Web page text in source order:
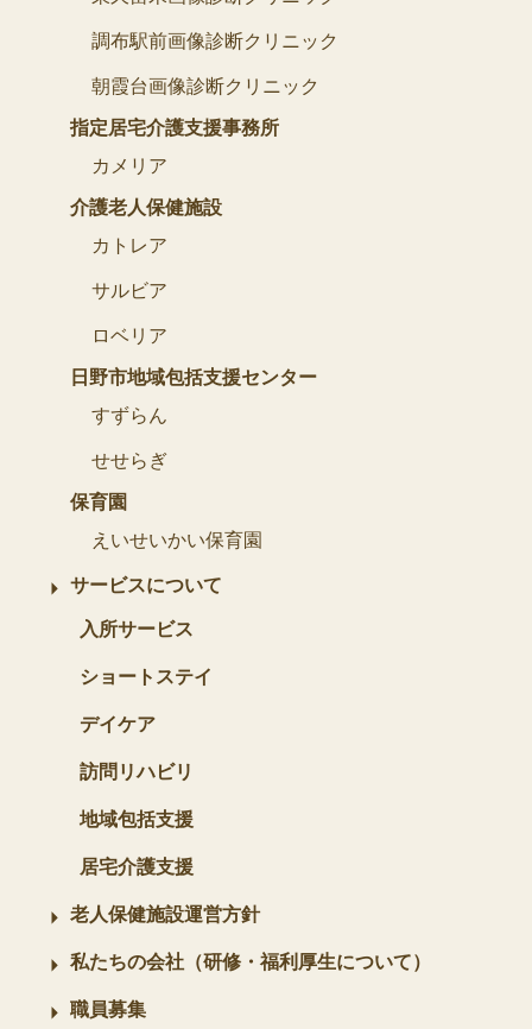
調布駅前画像診断クリニック
朝霞台画像診断クリニック
指定居宅介護支援事務所
カメリア
介護老人保健施設
カトレア
サルビア
ロベリア
日野市地域包括支援センター
すずらん
せせらぎ
保育園
えいせいかい保育園
サービスについて
入所サービス
ショートステイ
デイケア
訪問リハビリ
地域包括支援
居宅介護支援
老人保健施設運営方針
私たちの会社（研修・福利厚生について）
職員募集